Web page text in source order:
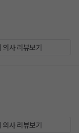
의사 리뷰보기
의사 리뷰보기